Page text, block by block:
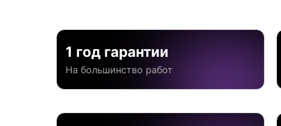
1 год гарантии
На большинство работ